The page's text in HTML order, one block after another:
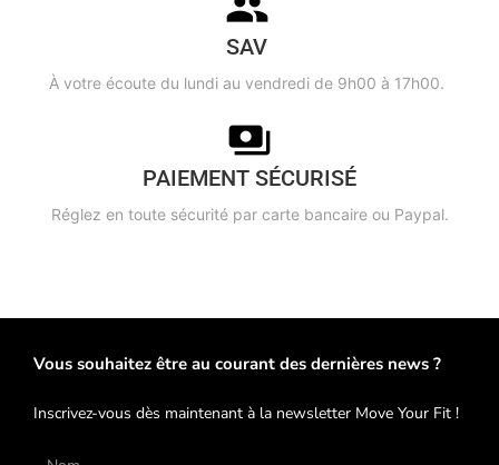
SAV
À votre écoute du lundi au vendredi de 9h00 à 17h00.
PAIEMENT SÉCURISÉ
Réglez en toute sécurité par carte bancaire ou Paypal.
Vous souhaitez être au courant des dernières news ?
Inscrivez-vous dès maintenant à la newsletter Move Your Fit !